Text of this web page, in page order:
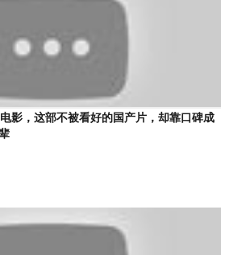
影，这部不被看好的国产片，却靠口碑成